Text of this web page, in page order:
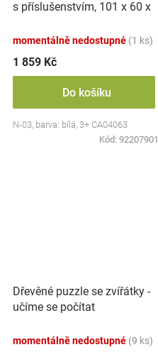
s příslušenstvím, 101 x 60 x
momentálně nedostupné (1 ks)
1 859 Kč
Do košíku
N-03, barva: bílá, 3+ CA04063
Kód: 92207901
Dřevěné puzzle se zvířátky -
učíme se počítat
momentálně nedostupné (9 ks)